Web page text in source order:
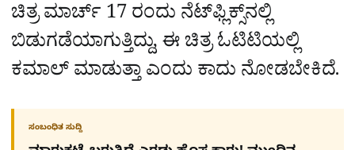
ಚಿತ್ರ ಮಾರ್ಚ್‌ 17 ರಂದು ನೆಟ್‌ಫ್ಲಿಕ್ಸ್‌ನಲ್ಲಿ
ಬಿಡುಗಡೆಯಾಗುತ್ತಿದ್ದು, ಈ ಚಿತ್ರ ಓಟಿಟಿಯಲ್ಲಿ
ಕಮಾಲ್‌ ಮಾಡುತ್ತಾ ಎಂದು ಕಾದು ನೋಡಬೇಕಿದೆ.
ಸಂಬಂಧಿತ ಸುದ್ದಿ